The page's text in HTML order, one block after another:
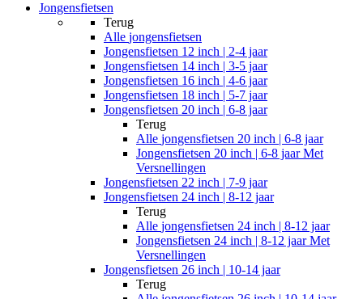
Jongensfietsen
Terug
Alle jongensfietsen
Jongensfietsen 12 inch | 2-4 jaar
Jongensfietsen 14 inch | 3-5 jaar
Jongensfietsen 16 inch | 4-6 jaar
Jongensfietsen 18 inch | 5-7 jaar
Jongensfietsen 20 inch | 6-8 jaar
Terug
Alle jongensfietsen 20 inch | 6-8 jaar
Jongensfietsen 20 inch | 6-8 jaar Met
Versnellingen
Jongensfietsen 22 inch | 7-9 jaar
Jongensfietsen 24 inch | 8-12 jaar
Terug
Alle jongensfietsen 24 inch | 8-12 jaar
Jongensfietsen 24 inch | 8-12 jaar Met
Versnellingen
Jongensfietsen 26 inch | 10-14 jaar
Terug